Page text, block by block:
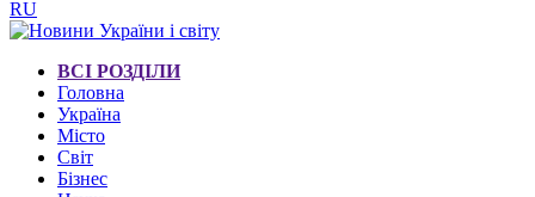
RU
ВСІ РОЗДІЛИ
Головна
Україна
Місто
Світ
Бізнес